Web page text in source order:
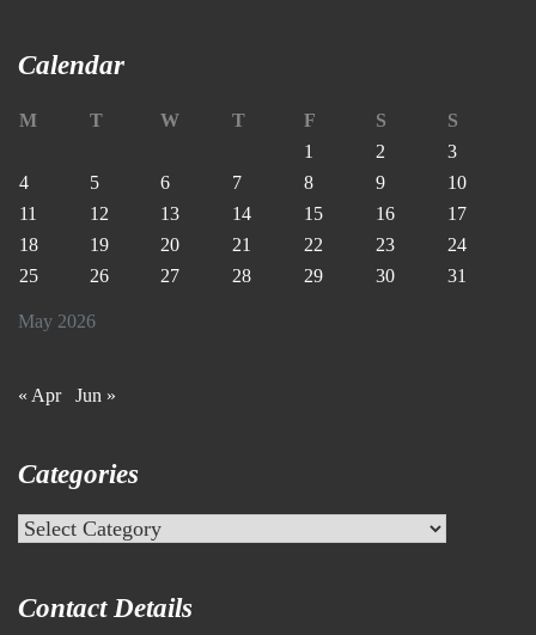
Calendar
May 2026
M T W T F S
S
1
2
3
4
5 6 7 8 9
10
11
12 13 14 15 16
17
18
19 20 21 22 23
24
25
26 27 28 29 30 31
« Apr Jun »
Categories
Categories
Contact Details